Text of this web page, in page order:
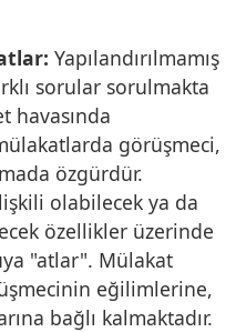
Yapılandırılmamış
sorular sorulmakta
havasında
görüşmeci,
özgürdür.
olabilecek ya da
özellikler üzerinde
"atlar". Mülakat
eğilimlerine,
bağlı kalmaktadır.